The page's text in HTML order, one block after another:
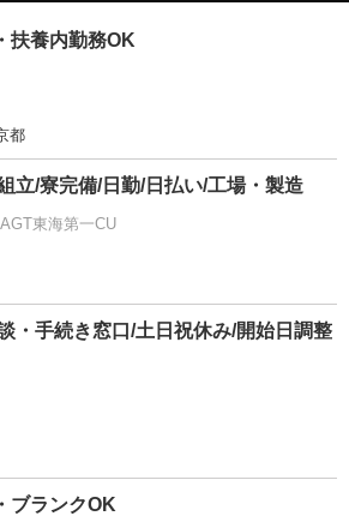
扶養内勤務OK
都
立/寮完備/日勤/日払い/工場・製造
東海第一CU
・手続き窓口/土日祝休み/開始日調整
ブランクOK